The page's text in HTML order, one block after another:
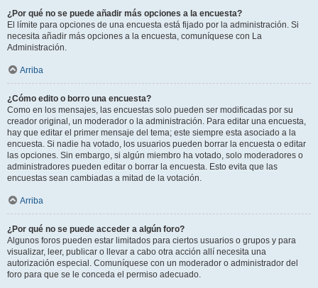
¿Por qué no se puede añadir más opciones a la encuesta?
El límite para opciones de una encuesta está fijado por la administración. Si
necesita añadir más opciones a la encuesta, comuníquese con La
Administración.
Arriba
¿Cómo edito o borro una encuesta?
Como en los mensajes, las encuestas solo pueden ser modificadas por su
creador original, un moderador o la administración. Para editar una encuesta,
hay que editar el primer mensaje del tema; este siempre esta asociado a la
encuesta. Si nadie ha votado, los usuarios pueden borrar la encuesta o editar
las opciones. Sin embargo, si algún miembro ha votado, solo moderadores o
administradores pueden editar o borrar la encuesta. Esto evita que las
encuestas sean cambiadas a mitad de la votación.
Arriba
¿Por qué no se puede acceder a algún foro?
Algunos foros pueden estar limitados para ciertos usuarios o grupos y para
visualizar, leer, publicar o llevar a cabo otra acción allí necesita una
autorización especial. Comuníquese con un moderador o administrador del
foro para que se le conceda el permiso adecuado.